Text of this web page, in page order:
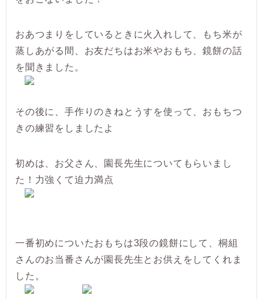
おあつまりをしているときに火入れして、もち米が
蒸しあがる間、お友だちはお米やおもち、鏡餅の話
を聞きました。
その後に、手作りのきねとうすを使って、おもちつ
きの練習をしましたよ
初めは、お父さん、園長先生についてもらいまし
た！力強くて迫力満点
一番初めについたおもちは3段の鏡餅にして、桐組
さんのお当番さんが園長先生とお供えをしてくれま
した。